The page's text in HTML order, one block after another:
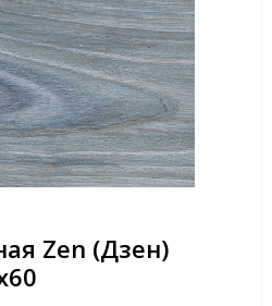
Zen (Дзен)